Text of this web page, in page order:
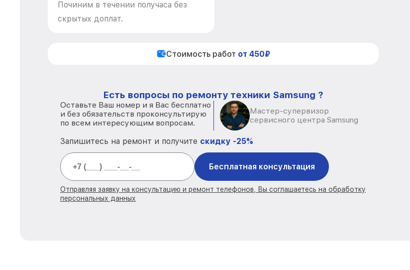
Починим в течении получаса без
скрытых доплат.
Стоимость работ от 450₽
Есть вопросы по ремонту техники Samsung ?
Оставьте Ваш номер и я Вас бесплатно
и без обязательств проконсультирую
по всем интересующим вопросам.
Мастер-супервизор
сервисного центра Samsung
Запишитесь на ремонт и получите скидку -25%
Бесплатная консультация
Отправляя заявку на консультацию и ремонт телефонов, Вы соглашаетесь на обработку
персональных данных